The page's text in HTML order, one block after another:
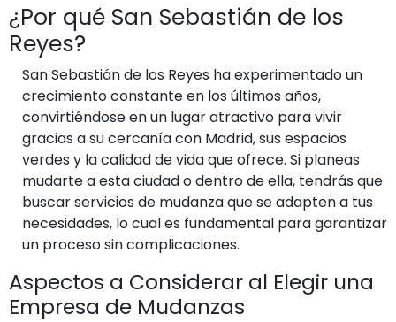
¿Por qué San Sebastián de los
Reyes?
San Sebastián de los Reyes ha experimentado un
crecimiento constante en los últimos años,
convirtiéndose en un lugar atractivo para vivir
gracias a su cercanía con Madrid, sus espacios
verdes y la calidad de vida que ofrece. Si planeas
mudarte a esta ciudad o dentro de ella, tendrás que
buscar servicios de mudanza que se adapten a tus
necesidades, lo cual es fundamental para garantizar
un proceso sin complicaciones.
Aspectos a Considerar al Elegir una
Empresa de Mudanzas